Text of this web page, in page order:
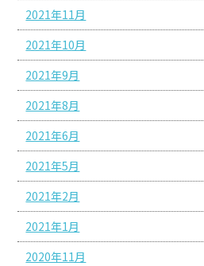
2021年11月
2021年10月
2021年9月
2021年8月
2021年6月
2021年5月
2021年2月
2021年1月
2020年11月